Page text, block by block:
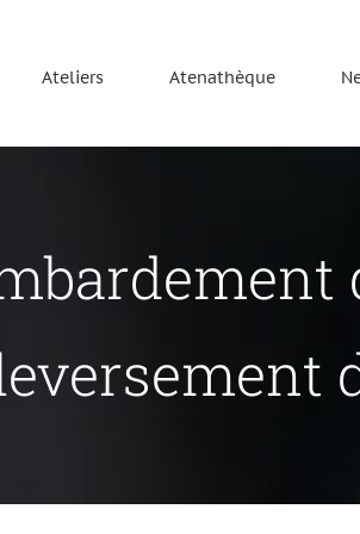
Ateliers Atenathèque